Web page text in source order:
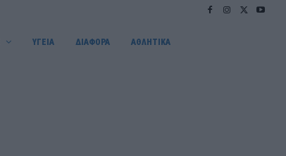
ΥΓΕΙΑ ΔΙΑΦΟΡΑ ΑΘΛΗΤΙΚΑ